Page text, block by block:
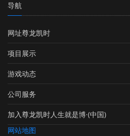
导航
网址尊龙凯时
项目展示
游戏动态
公司服务
加入尊龙凯时人生就是博·(中国)
网站地图